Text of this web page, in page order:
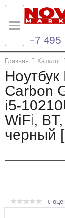
+7 495
Главная Каталог
Carbon
i5-
WiFi,
черный
0
Назад
Каталог
Ноутбуки и
Компьютеры
Назад
Контакты
Контактная